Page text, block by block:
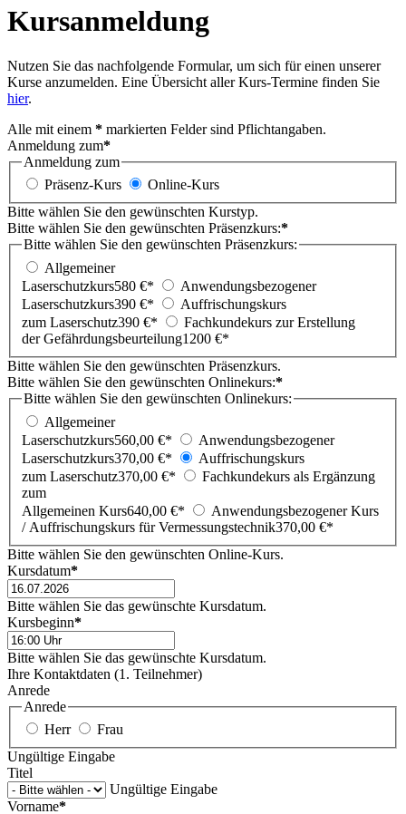
Kursanmeldung
Nutzen Sie das nachfolgende Formular, um sich für einen unserer
Kurse anzumelden. Eine Übersicht aller Kurs-Termine finden Sie
hier.
Alle mit einem * markierten Felder sind Pflichtangaben.
Anmeldung zum*
Anmeldung zum
Präsenz-Kurs
Online-Kurs
Bitte wählen Sie den gewünschten Kurstyp.
Bitte wählen Sie den gewünschten Präsenzkurs:*
Bitte wählen Sie den gewünschten Präsenzkurs:
Allgemeiner
Laserschutzkurs580 €*
Anwendungsbezogener
Laserschutzkurs390 €*
Auffrischungskurs
zum Laserschutz390 €*
Fachkundekurs zur Erstellung
der Gefährdungsbeurteilung1200 €*
Bitte wählen Sie den gewünschten Präsenzkurs.
Bitte wählen Sie den gewünschten Onlinekurs:*
Bitte wählen Sie den gewünschten Onlinekurs:
Allgemeiner
Laserschutzkurs560,00 €*
Anwendungsbezogener
Laserschutzkurs370,00 €*
Auffrischungskurs
zum Laserschutz370,00 €*
Fachkundekurs als Ergänzung
zum
Allgemeinen Kurs640,00 €*
Anwendungsbezogener Kurs
/ Auffrischungskurs für Vermessungstechnik370,00 €*
Bitte wählen Sie den gewünschten Online-Kurs.
Kursdatum*
Bitte wählen Sie das gewünschte Kursdatum.
Kursbeginn*
Bitte wählen Sie das gewünschte Kursdatum.
Ihre Kontaktdaten (1. Teilnehmer)
Anrede
Anrede
Herr
Frau
Ungültige Eingabe
Titel
Ungültige Eingabe
Vorname*